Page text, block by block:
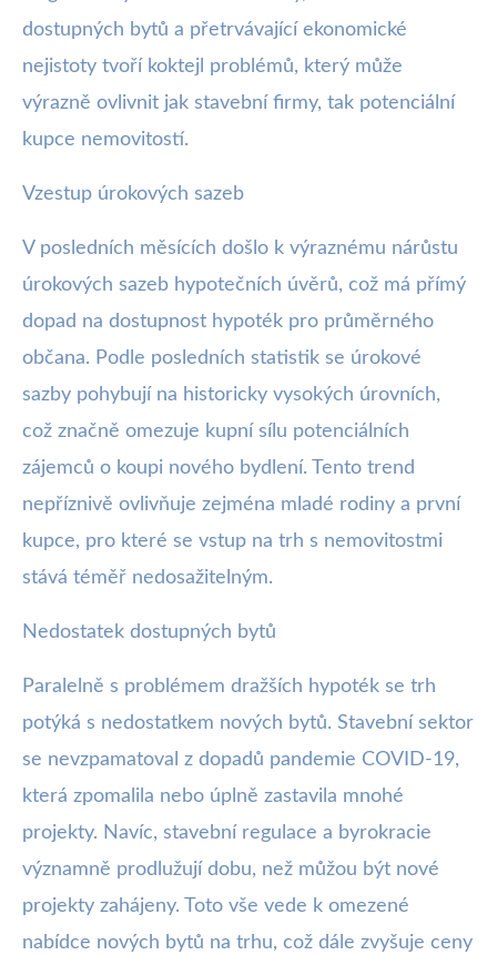
dostupných bytů a přetrvávající ekonomické
nejistoty tvoří koktejl problémů, který může
výrazně ovlivnit jak stavební firmy, tak potenciální
kupce nemovitostí.
Vzestup úrokových sazeb
V posledních měsících došlo k výraznému nárůstu
úrokových sazeb hypotečních úvěrů, což má přímý
dopad na dostupnost hypoték pro průměrného
občana. Podle posledních statistik se úrokové
sazby pohybují na historicky vysokých úrovních,
což značně omezuje kupní sílu potenciálních
zájemců o koupi nového bydlení. Tento trend
nepříznivě ovlivňuje zejména mladé rodiny a první
kupce, pro které se vstup na trh s nemovitostmi
stává téměř nedosažitelným.
Nedostatek dostupných bytů
Paralelně s problémem dražších hypoték se trh
potýká s nedostatkem nových bytů. Stavební sektor
se nevzpamatoval z dopadů pandemie COVID-19,
která zpomalila nebo úplně zastavila mnohé
projekty. Navíc, stavební regulace a byrokracie
významně prodlužují dobu, než můžou být nové
projekty zahájeny. Toto vše vede k omezené
nabídce nových bytů na trhu, což dále zvyšuje ceny